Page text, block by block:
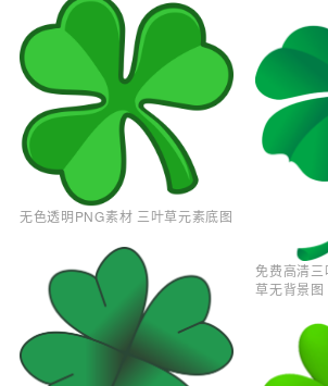
无色透明PNG素材 三叶草元素底图
免费高清
草无背景图